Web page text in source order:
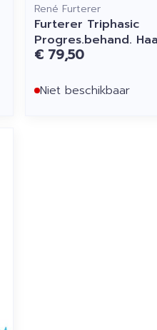
René Furterer
Furterer Triphasic
Progres.behand.
€ 79,50
Niet beschikbaar